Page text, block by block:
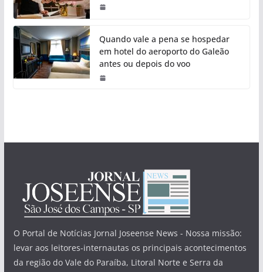
Quando vale a pena se hospedar
em hotel do aeroporto do Galeão
antes ou depois do voo
O Portal de Notícias Jornal Joseense News - Nossa missão:
levar aos leitores-internautas os principais acontecimentos
da região do Vale do Paraíba, Litoral Norte e Serra da